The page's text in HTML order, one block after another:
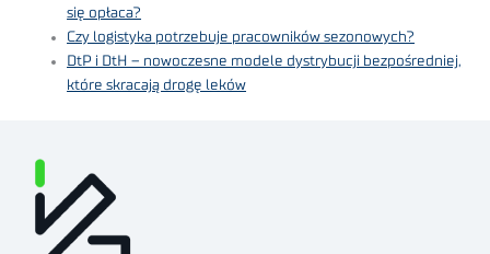
się opłaca?
Czy logistyka potrzebuje pracowników sezonowych?
DtP i DtH – nowoczesne modele dystrybucji bezpośredniej,
które skracają drogę leków